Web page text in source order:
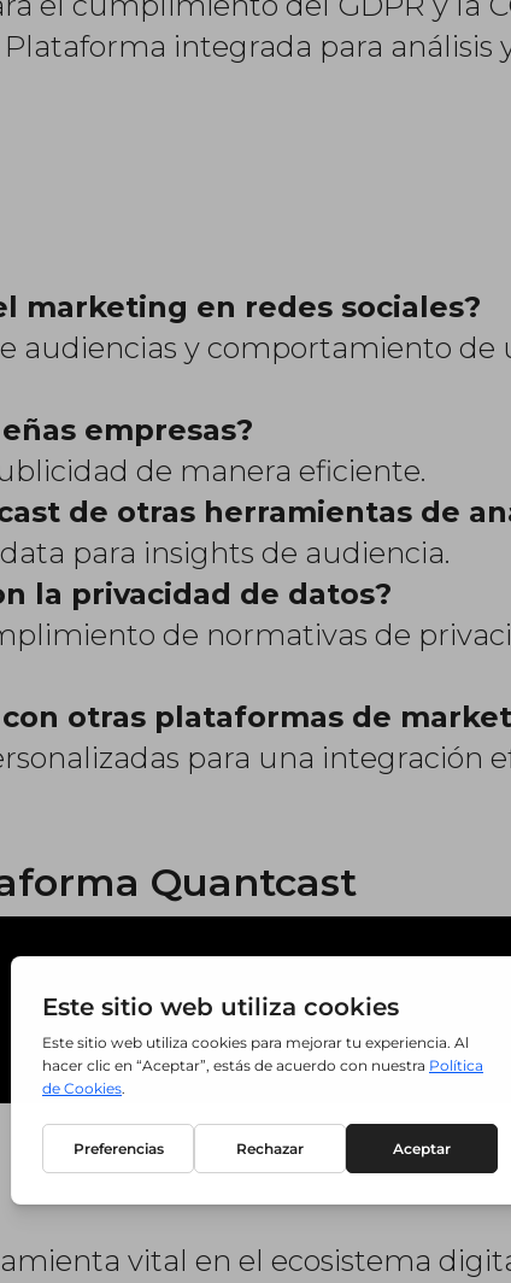
Plataforma integrada para análisis
marketing en redes sociales?
audiencias y comportamiento de
empresas?
de manera eficiente.
de otras herramientas de
para insights de audiencia.
la privacidad de datos?
de normativas de
otras plataformas de
para una integración
Quantcast
vital en el ecosistema